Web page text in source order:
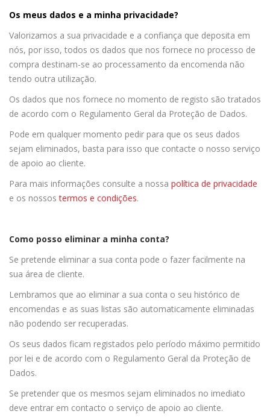
Os meus dados e a minha privacidade?
Valorizamos a sua privacidade e a confiança que deposita em
nós, por isso, todos os dados que nos fornece no processo de
compra destinam-se ao processamento da encomenda não
tendo outra utilização.
Os dados que nos fornece no momento de registo são tratados
de acordo com o Regulamento Geral da Proteção de Dados.
Pode em qualquer momento pedir para que os seus dados
sejam eliminados, basta para isso que contacte o nosso serviço
de apoio ao cliente.
Para mais informações consulte a nossa política de privacidade
e os nossostermos e condições.
Como posso eliminar a minha conta?
Se pretende eliminar a sua conta pode o fazer facilmente na
sua área de cliente.
Lembramos que ao eliminar a sua conta o seu histórico de
encomendas e as suas listas são automaticamente eliminadas
não podendo ser recuperadas.
Os seus dados ficam registados pelo período máximo permitido
por lei e de acordo com o Regulamento Geral da Proteção de
Dados.
Se pretender que os mesmos sejam eliminados no imediato
deve entrar em contacto o serviço de apoio ao cliente.